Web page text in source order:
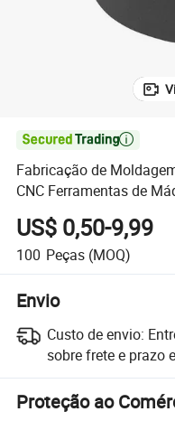

Fabricação de
CNC Ferramentas de
US$ 0,50-9,99
100 Peças (MOQ)
Envio
Custo de envio:
sobre frete e prazo
Proteção ao